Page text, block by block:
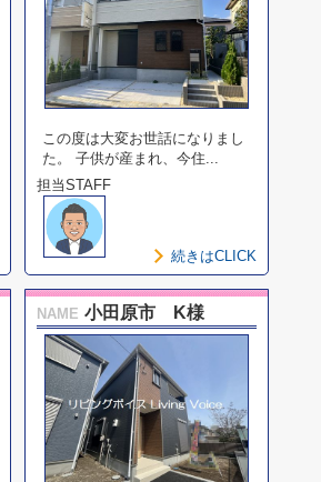
この度は大変お世話になりまし
た。 子供が産まれ、今住...
担当STAFF
続きはCLICK
NAME 小田原市 K様